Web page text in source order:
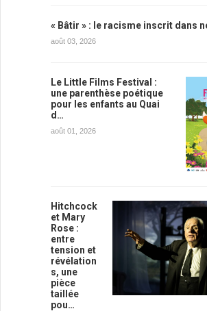
« Bâtir » : le racisme inscrit dans
août 03, 2026
Le Little Films Festival :
une parenthèse poétique
pour les enfants au Quai
d…
août 01, 2026
Hitchcock
et Mary
Rose :
entre
tension et
révélation
s, une
pièce
taillée
pou…